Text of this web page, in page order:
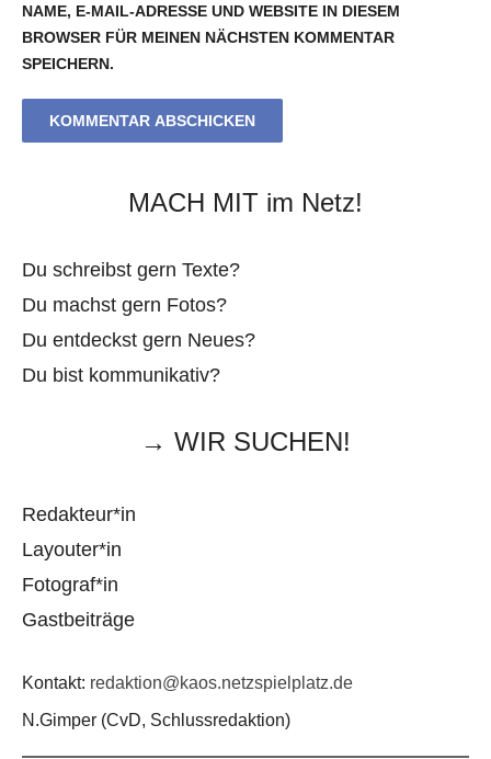
NAME, E-MAIL-ADRESSE UND WEBSITE IN DIESEM
BROWSER FÜR MEINEN NÄCHSTEN KOMMENTAR
SPEICHERN.
MACH MIT im Netz!
Du schreibst gern Texte?
Du machst gern Fotos?
Du entdeckst gern Neues?
Du bist kommunikativ?
→ WIR SUCHEN!
Redakteur*in
Layouter*in
Fotograf*in
Gastbeiträge
Kontakt: redaktion@kaos.netzspielplatz.de
N.Gimper (CvD, Schlussredaktion)